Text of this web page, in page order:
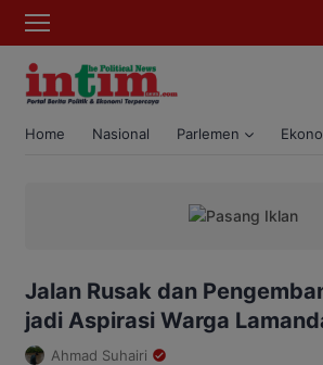
Home Nasional Parlemen
Jalan Rusak dan
jadi Aspirasi Warga
Ahmad Suhairi